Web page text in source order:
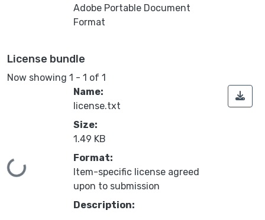
Adobe Portable Document
Format
License bundle
Now showing 1 - 1 of 1
Loading...
Name:
license.txt
Size:
1.49 KB
Format:
Item-specific license agreed
upon to submission
Description: